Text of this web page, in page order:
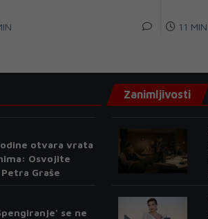
11 MIN
otvara vrata
Osvojite
Graše
se ne
Zanimljivosti